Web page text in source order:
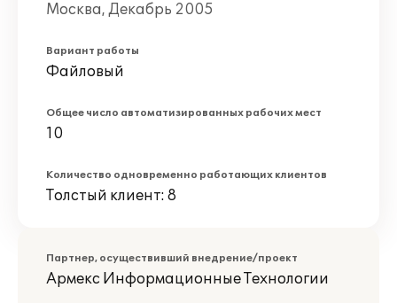
Москва, Декабрь 2005
Вариант работы
Файловый
Общее число автоматизированных рабочих мест
10
Количество одновременно работающих клиентов
Толстый клиент: 8
Партнер, осуществивший внедрение/проект
Армекс Информационные Технологии